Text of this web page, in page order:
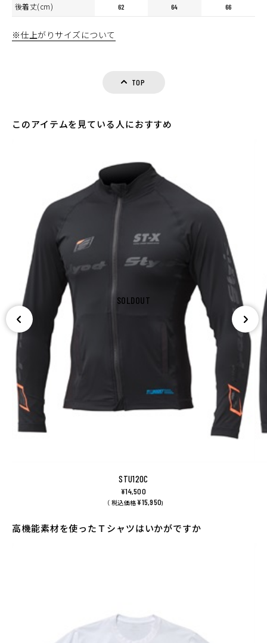
後着丈(cm) 62 64 66
※仕上がりサイズについて
TOP
LL
M
カートに入れる
このアイテムを見ている人におすすめ
SOLDOUT
STU120C
¥14,500
（ 税込価格¥15,950)
高機能素材を使ったＴシャツはいかがですか